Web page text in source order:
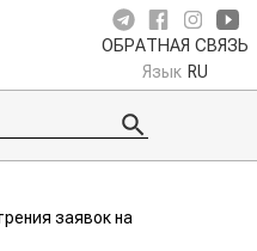
ОБРАТНАЯ СВЯЗЬ
Язык RU
заявок на